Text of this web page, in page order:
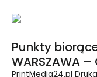
Punkty
WARSZAWA –
PrintMedia24.pl